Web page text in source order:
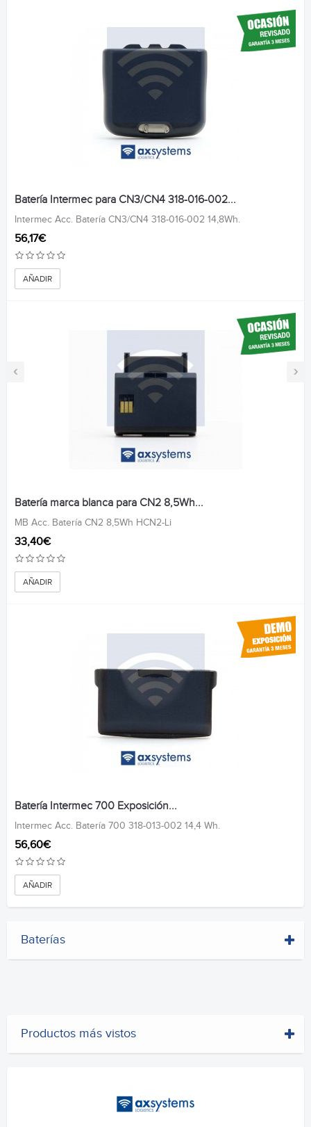
‹ ›
Batería Intermec para CN3/CN4 318-016-002...
Intermec Acc. Batería CN3/CN4 318-016-002 14,8Wh.
56,17€
AÑADIR
Batería marca blanca para CN2 8,5Wh...
MB Acc. Batería CN2 8,5Wh HCN2-Li
33,40€
AÑADIR
Batería Intermec 700 Exposición...
Intermec Acc. Batería 700 318-013-002 14,4 Wh.
56,60€
AÑADIR
Baterías
Productos más vistos